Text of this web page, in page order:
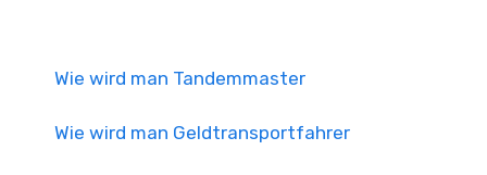
Wie wird man Tandemmaster
Wie wird man Geldtransportfahrer